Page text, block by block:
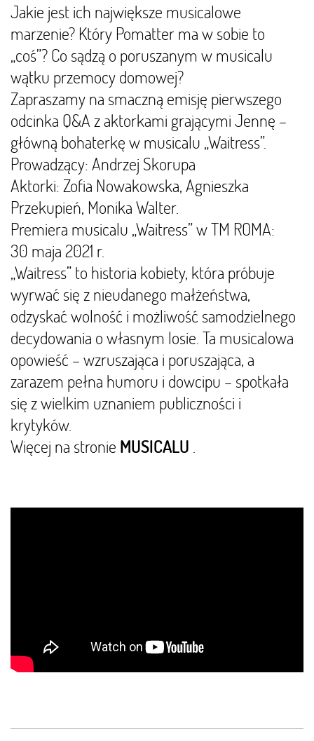
Jakie jest ich największe musicalowe
marzenie? Który Pomatter ma w sobie to
„coś”? Co sądzą o poruszanym w musicalu
wątku przemocy domowej?
Zapraszamy na smaczną emisję pierwszego
odcinka Q&A z aktorkami grającymi Jennę –
główną bohaterkę w musicalu „Waitress”.
Prowadzący: Andrzej Skorupa
Aktorki: Zofia Nowakowska, Agnieszka
Przekupień, Monika Walter.
Premiera musicalu „Waitress” w TM ROMA:
30 maja 2021 r.
„Waitress” to historia kobiety, która próbuje
wyrwać się z nieudanego małżeństwa,
odzyskać wolność i możliwość samodzielnego
decydowania o własnym losie. Ta musicalowa
opowieść – wzruszająca i poruszająca, a
zarazem pełna humoru i dowcipu – spotkała
się z wielkim uznaniem publiczności i
krytyków.
Więcej na stronie MUSICALU